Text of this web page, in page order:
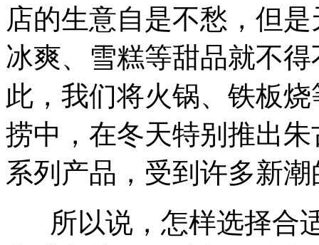
店的生意自是不愁，但
冰爽、雪糕等甜品就不
此，我们将火锅、铁板
捞中，在冬天特别推出
系列产品，受到许多新
所以说，怎样选择合